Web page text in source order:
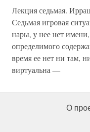
Лекция седьмая.
Седьмая игровая
нары, у нее нет
определимого
время ее нет ни там,
виртуальна —
О